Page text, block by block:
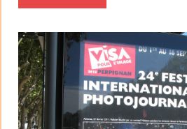
Actualités
Devises
Economie
Matières